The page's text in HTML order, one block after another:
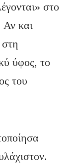
στο
Αν και
ύφος, το
του